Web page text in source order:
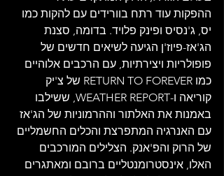
ההפקות עוד רתח בוורידים עם להקות כמו
יס, ג'נסיס ופינק פלויד. בדומה, סצנת
הג'אז-פיוז'ן הגיעה לשיאים חדשים של
פופולריות ויצירתיות, עם הרכבים אלוהיים
כמו RETURN TO FOREVER של צ'יק
קוריאה ו-WEATHER REPORT, ששילבו
באמנות את האלתור וההרמוניות של הג'אז
עם האנרגיה המתפרצת והכלים החשמליים
של הרוק והפ'אנק. הצלילים המורכבים
האלו, אינסטרומנטליים ברובם ומאתגרים